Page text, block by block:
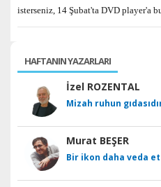
isterseniz, 14 Şubat'ta DVD player'a
HAFTANIN YAZARLARI
İzel ROZENTAL
Mizah ruhun
Murat BEŞER
Bir ikon daha veda